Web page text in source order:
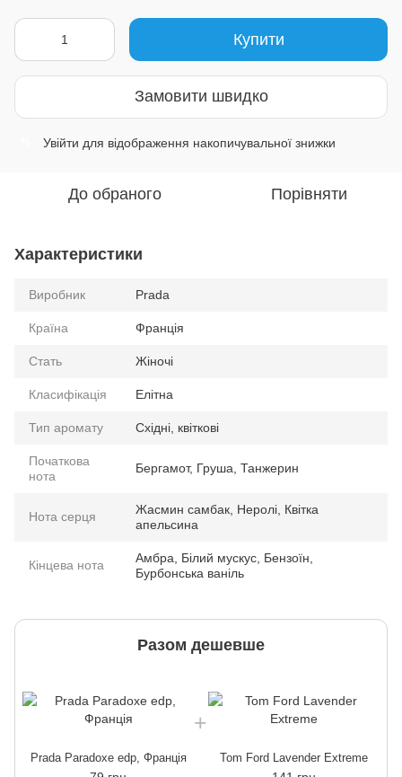
Купити
Замовити швидко
Увійти для відображення накопичувальної знижки
До обраного Порівняти
Характеристики
Виробник Prada
Країна Франція
Стать Жіночі
Класифікація Елітна
Тип аромату Східні, квіткові
Початкова
нота
Бергамот, Груша, Танжерин
Нота серця
Жасмин самбак, Неролі, Квітка
апельсина
Кінцева нота
Амбра, Білий мускус, Бензоїн,
Бурбонська ваніль
Разом дешевше
Prada Paradoxe edp, Франція Tom Ford Lavender Extreme